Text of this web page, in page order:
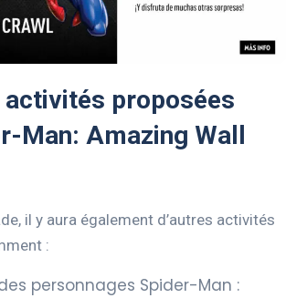
activités proposées
Man: Amazing Wall
il y aura également d’autres activités
:
personnages Spider-Man :